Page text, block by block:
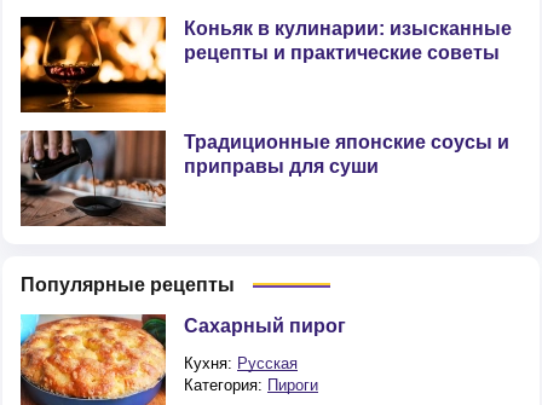
Коньяк в кулинарии: изысканные
рецепты и практические советы
Традиционные японские соусы и
приправы для суши
Популярные рецепты
Сахарный пирог
Кухня: Русская
Категория: Пироги